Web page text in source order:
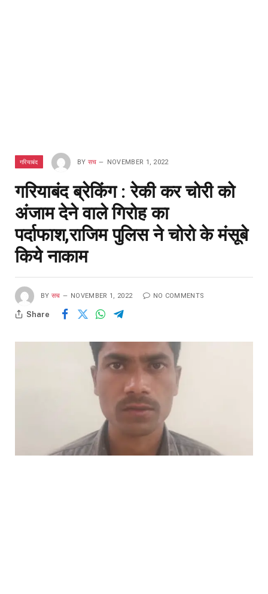
गरियाबंद BY सच NOVEMBER 1, 2022
गरियाबंद ब्रेकिंग : रेकी कर चोरी को
अंजाम देने वाले गिरोह का
पर्दाफाश,राजिम पुलिस ने चोरो के मंसूबे
किये नाकाम
BY सच NOVEMBER 1, 2022 NO COMMENTS
Share